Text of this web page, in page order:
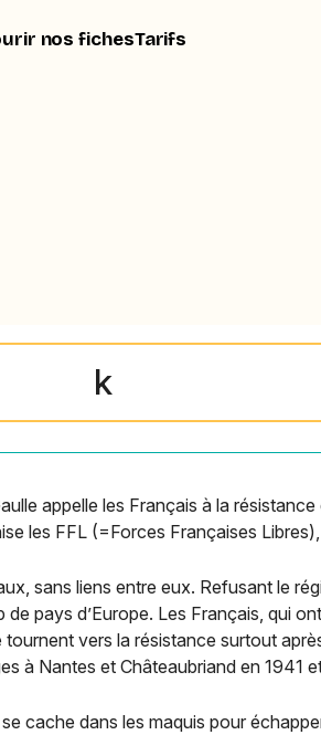
nos fichesTarifs
k
appelle les Français à la résistance
les FFL (=Forces Françaises
sans liens entre eux. Refusant le
pays d’Europe. Les Français, qui
vers la résistance surtout
à Nantes et Châteaubriand en 1941
cache dans les maquis pour